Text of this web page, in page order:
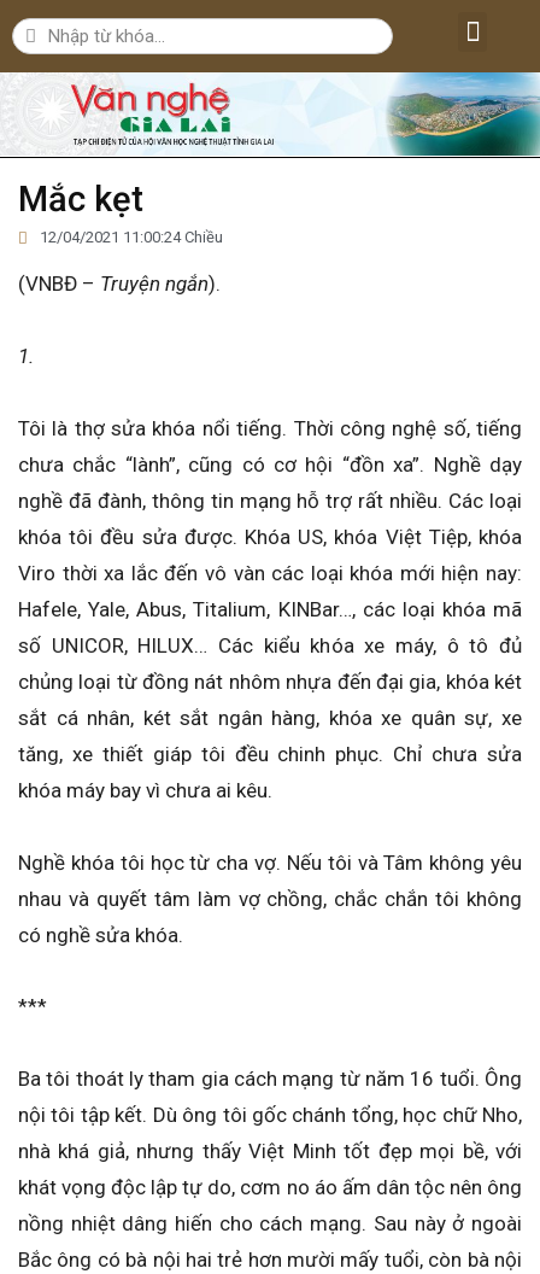
Mắc kẹt
12/04/2021 11:00:24 Chiều
(VNBĐ – Truyện ngắn).
1.
Tôi là thợ sửa khóa nổi tiếng. Thời công nghệ số, tiếng
chưa chắc “lành”, cũng có cơ hội “đồn xa”. Nghề dạy
nghề đã đành, thông tin mạng hỗ trợ rất nhiều. Các loại
khóa tôi đều sửa được. Khóa US, khóa Việt Tiệp, khóa
Viro thời xa lắc đến vô vàn các loại khóa mới hiện nay:
Hafele, Yale, Abus, Titalium, KINBar…, các loại khóa mã
số UNICOR, HILUX… Các kiểu khóa xe máy, ô tô đủ
chủng loại từ đồng nát nhôm nhựa đến đại gia, khóa két
sắt cá nhân, két sắt ngân hàng, khóa xe quân sự, xe
tăng, xe thiết giáp tôi đều chinh phục. Chỉ chưa sửa
khóa máy bay vì chưa ai kêu.
Nghề khóa tôi học từ cha vợ. Nếu tôi và Tâm không yêu
nhau và quyết tâm làm vợ chồng, chắc chắn tôi không
có nghề sửa khóa.
***
Ba tôi thoát ly tham gia cách mạng từ năm 16 tuổi. Ông
nội tôi tập kết. Dù ông tôi gốc chánh tổng, học chữ Nho,
nhà khá giả, nhưng thấy Việt Minh tốt đẹp mọi bề, với
khát vọng độc lập tự do, cơm no áo ấm dân tộc nên ông
nồng nhiệt dâng hiến cho cách mạng. Sau này ở ngoài
Bắc ông có bà nội hai trẻ hơn mười mấy tuổi, còn bà nội